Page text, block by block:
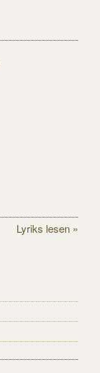
Lyriks lesen »